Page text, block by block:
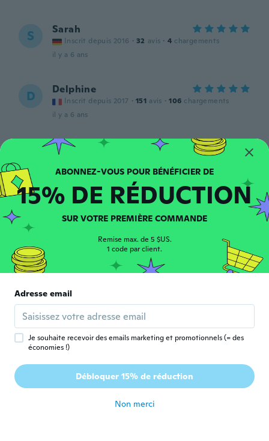
S Sarah
Inscrit depuis 2016 · 32 avis · 4 chargements
il y a 6 ans
D Delphine
Inscrit depuis 2017 · 151 avis · 106 chargements
il y a 6 ans
Priscilla
Quality justifies the price.
il y a 6 ans
L Ludov
M Inscrit depuis 2018
Sehr schöne Taschen
il y a 6 ans
H Helena
Inscrit depuis 2020 · 5 avis
Krásné spokojenosr
15% DE RÉDUCTION
SUR VOTRE PREMIÈRE COMMANDE
Remise max. de 5 $US.
1 code par client.
Adresse email
Je souhaite recevoir des emails marketing et promotionnels (= des
économies !)
Débloquer 15% de réduction
Non merci